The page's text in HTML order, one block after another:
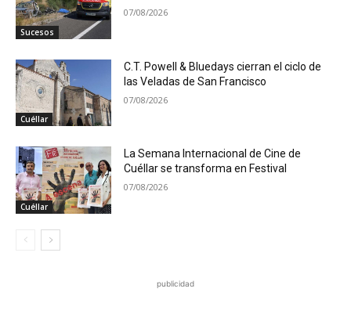
Sucesos
07/08/2026
Cuéllar
C.T. Powell & Bluedays cierran el ciclo de
las Veladas de San Francisco
07/08/2026
Cuéllar
La Semana Internacional de Cine de
Cuéllar se transforma en Festival
07/08/2026
publicidad